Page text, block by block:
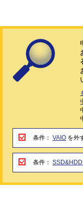
条件： VAIO を外
条件：